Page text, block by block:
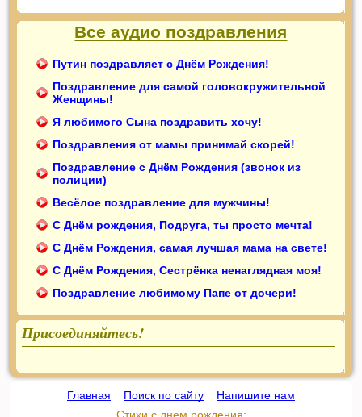
Все аудио поздравления
Путин поздравляет с Днём Рождения!
Поздравление для самой головокружительной
Женщины!
Я любимого Сына поздравить хочу!
Поздравления от мамы принимай скорей!
Поздравление с Днём Рождения (звонок из
полиции)
Весёлое поздравление для мужчины!
С Днём рождения, Подруга, ты просто мечта!
С Днём Рождения, самая лучшая мама на свете!
С Днём Рождения, Сестрёнка ненаглядная моя!
Поздравление любимому Папе от дочери!
Присоединяйтесь!
Главная Поиск по сайту
Напишите нам